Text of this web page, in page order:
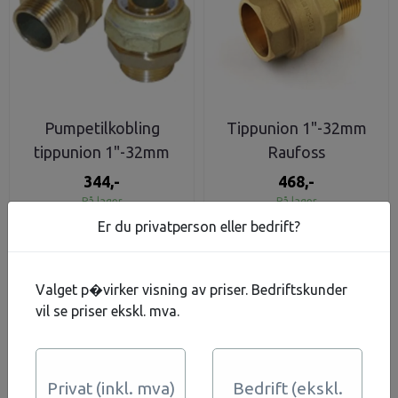
Pumpetilkobling
tippunion 1"-32mm
EBC tykkvegget
344,-
På lager
Tippunion 1"-32mm
Raufoss
468,-
På lager
Er du privatperson eller bedrift?
Valget p�virker visning av priser. Bedriftskunder
vil se priser ekskl. mva.
Privat (inkl. mva)
Bedrift (ekskl.